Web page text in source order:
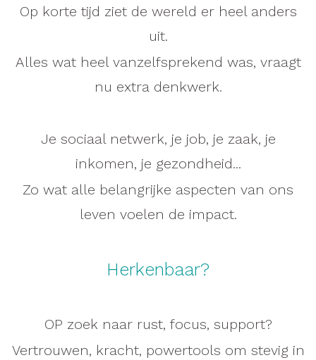
Op korte tijd ziet de wereld er heel anders
uit.
Alles wat heel vanzelfsprekend was, vraagt
nu extra denkwerk.
Je sociaal netwerk, je job, je zaak, je
inkomen, je gezondheid...
Zo wat alle belangrijke aspecten van ons
leven voelen de impact.
Herkenbaar?
OP zoek naar rust, focus, support?
Vertrouwen, kracht, powertools om stevig in